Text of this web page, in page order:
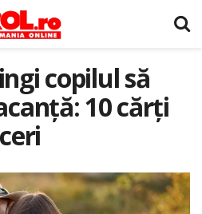
copilul să
10 cărți